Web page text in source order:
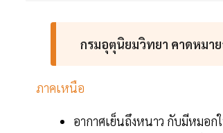
กรมอุตุนิยมวิทยา คาดหมา
ภาคเหนือ
อากาศเย็นถึงหนาว กับมีหมอ